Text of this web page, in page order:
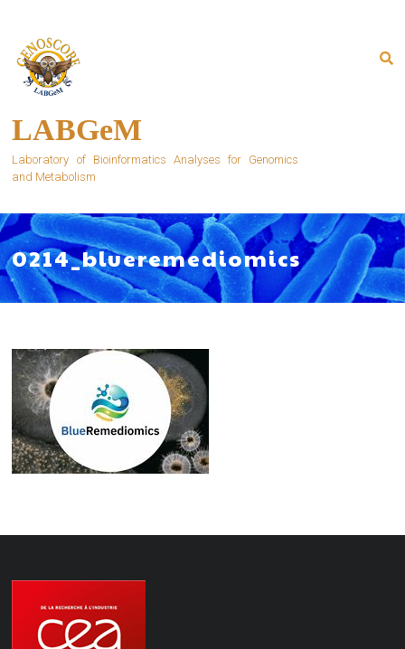
content
LABGeM
Laboratory of Bioinformatics Analyses for Genomics
and Metabolism
0214_blueremediomics